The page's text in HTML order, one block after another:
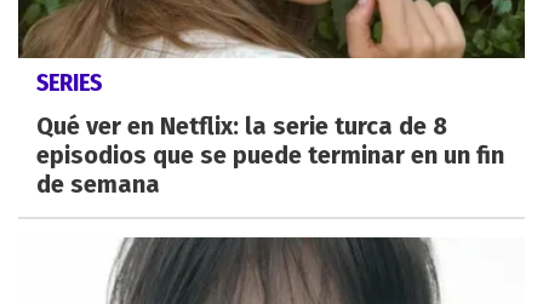
SERIES
Qué ver en Netflix: la serie turca de 8
episodios que se puede terminar en un fin
de semana